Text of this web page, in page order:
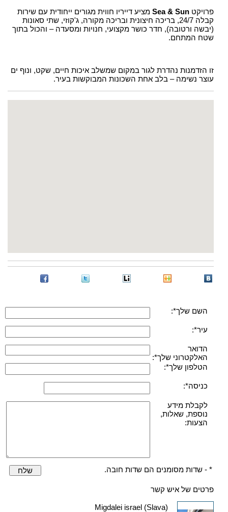
פרויקט Sea & Sun מציע דייריו חווית מגורים ייחודית עם שירות
קבלה 24/7, בריכה חיצונית ובריכה מקורה, ג'קוזי, שתי סאונות
(יבשה ורטובה), חדר כושר מקצועי, חנויות ומסעדה – והכול בתוך
שטח המתחם.
זו הזדמנות נהדרת לגור במקום שמשלב איכות חיים, שקט, ונוף ים
עוצר נשימה – בלב אחת השכונות המבוקשות בעיר.
השם שלך*:
עיר*:
הדואר
האלקטרוני שלך*:
הטלפון שלך*:
כניסה*:
לקבלת מידע
נוספת, שאלות,
הצעות:
* - שדות מסומנים הם שדות חובה. שלח
פרטים של איש קשר
Migdalei israel (Slava)